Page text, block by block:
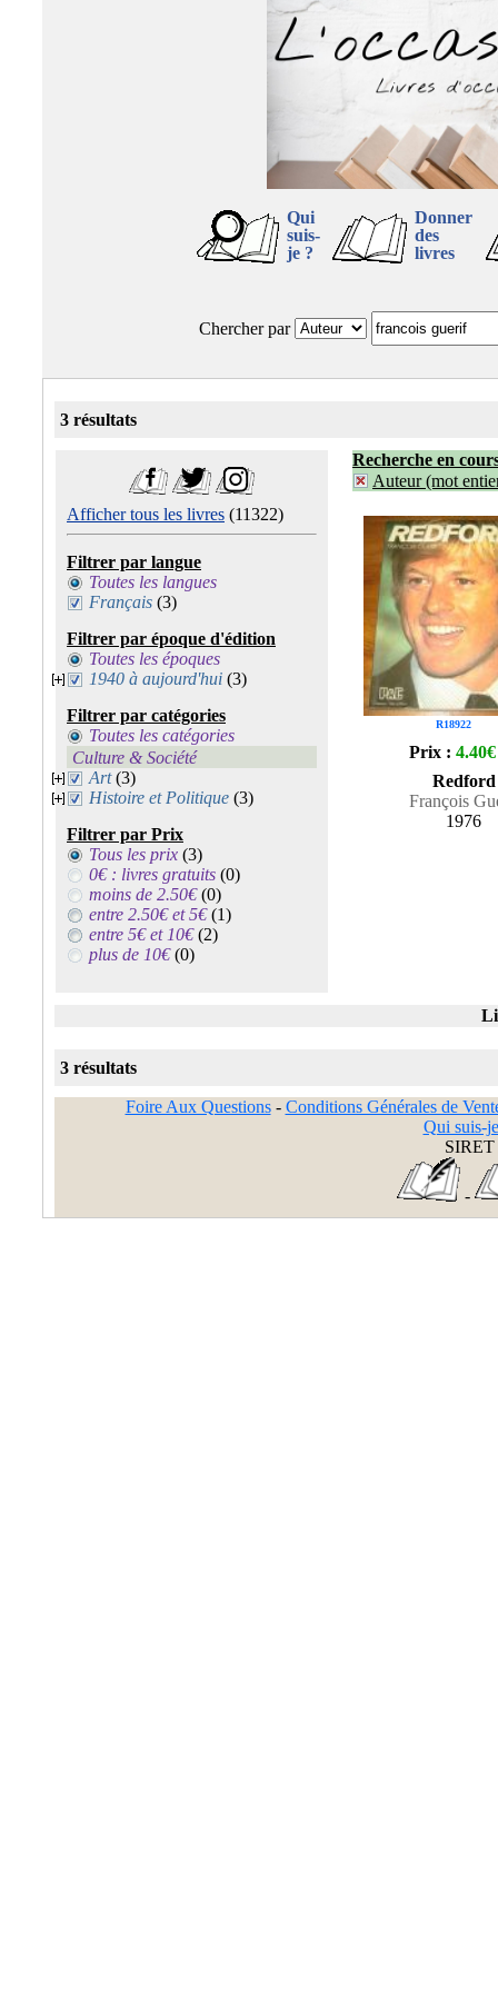
Qui
suis-
je ?
Donner
des
livres
Chercher par
3 résultats
Afficher tous les livres (11322)
Filtrer par langue
Toutes les langues
Français (3)
Filtrer par époque d'édition
Toutes les époques
1940 à aujourd'hui (3)
Filtrer par catégories
Toutes les catégories
Culture & Société
Art(3)
Histoire et Politique (3)
Filtrer par Prix
Tous les prix (3)
0€ : livres gratuits (0)
moins de 2.50€(0)
entre 2.50€ et 5€(1)
entre 5€ et 10€(2)
plus de 10€(0)
Recherche en
Auteur (mot
R18922
Prix : 4.40€
Redford
François
1976
3 résultats
Foire Aux Questions- Conditions Générales de
Qui suis-
SIRET
-